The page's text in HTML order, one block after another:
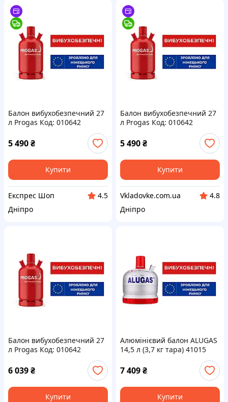
Балон вибухобезпечний 27
л Progas Код: 010642
5 490₴
Купити
Експрес Шоп
4.5
Дніпро
Балон вибухобезпечний 27
л Progas Код: 010642
5 490₴
Купити
Vkladovke.com.ua
4.8
Дніпро
Балон вибухобезпечний 27
л Progas Код: 010642
6 039₴
Купити
Алюмінієвий балон ALUGAS
14,5 л (3,7 кг тара) 41015
7 409₴
Купити